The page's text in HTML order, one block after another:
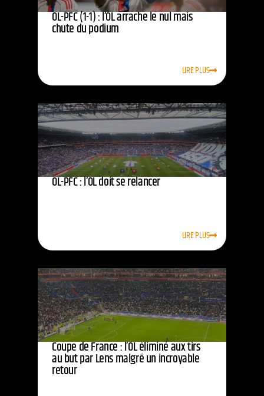
OL-PFC (1-1) : l’OL arrache le nul mais
chute du podium
LIRE PLUS
OL-PFC : l’OL doit se relancer
LIRE PLUS
Coupe de France : l’OL éliminé aux tirs
au but par Lens malgré un incroyable
retour